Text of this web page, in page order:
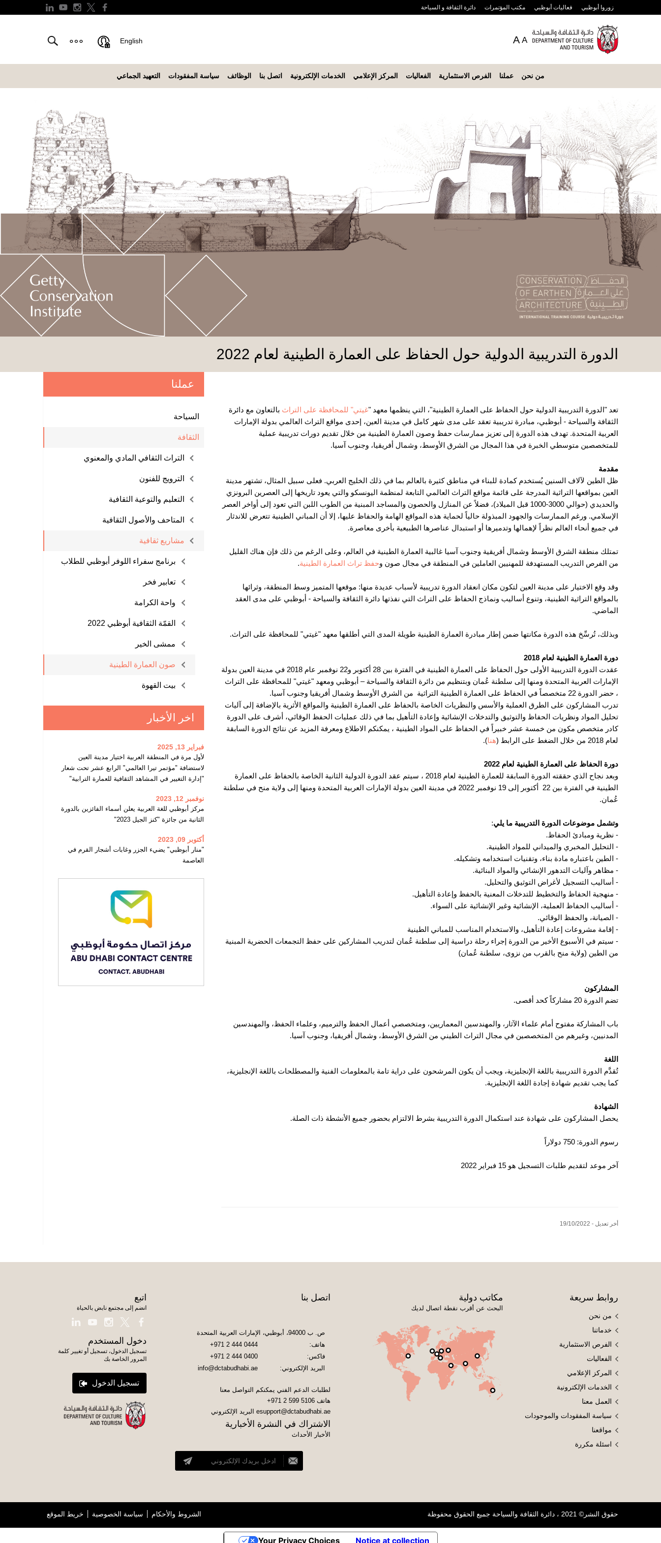
زوروا أبوظبي فعاليات أبوظبي مكتب المؤتمرات دائرة الثقافة و السياحة
A A
English
من نحن عملنا الفرص الاستثمارية الفعاليات المركز الإعلامي الخدمات الإلكترونية اتصل بنا الوظائف سياسة المفقودات التعهيد الجماعي
الدورة التدريبية الدولية حول الحفاظ على العمارة الطينية لعام 2022
تعد "الدورة التدريبية الدولية حول الحفاظ على العمارة الطينية"، التي ينظمها معهد "غيتي" للمحافظة على التراث بالتعاون مع دائرة
الثقافة والسياحة - أبوظبي، مبادرة تدريبية تعقد على مدى شهر كامل في مدينة العين، إحدى مواقع التراث العالمي بدولة الإمارات
العربية المتحدة. تهدف هذه الدورة إلى تعزيز ممارسات حفظ وصون العمارة الطينية من خلال تقديم دورات تدريبية عملية
للمتخصصين متوسطي الخبرة في هذا المجال من الشرق الأوسط، وشمال أفريقيا، وجنوب آسيا.
مقدمة
ظل الطين لآلاف السنين يُستخدم كمادة للبناء في مناطق كثيرة بالعالم بما في ذلك الخليج العربي. فعلى سبيل المثال، تشتهر مدينة
العين بمواقعها التراثية المدرجة على قائمة مواقع التراث العالمي التابعة لمنظمة اليونسكو والتي يعود تاريخها إلى العصرين البرونزي
والحديدي (حوالي 3000-1000 قبل الميلاد)، فضلاً عن المنازل والحصون والمساجد المبنية من الطوب اللبن التي تعود إلى أواخر العصر
الإسلامي. ورغم الممارسات والجهود المبذولة حالياً لحماية هذه المواقع الهامة والحفاظ عليها، إلا أن المباني الطينية تتعرض للاندثار
في جميع أنحاء العالم نظراً لإهمالها وتدميرها أو استبدال عناصرها الطبيعية بأخرى معاصرة.
تمتلك منطقة الشرق الأوسط وشمال أفريقية وجنوب آسيا غالبية العمارة الطينية في العالم، وعلى الرغم من ذلك فإن هناك القليل
من الفرص التدريب المستهدفة للمهنيين العاملين في المنطقة في مجال صون وحفظ تراث العمارة الطينية.
وقد وقع الاختيار على مدينة العين لتكون مكان انعقاد الدورة تدريبية لأسباب عديدة منها: موقعها المتميز وسط المنطقة، وثرائها
بالمواقع التراثية الطينية، وتنوع أساليب ونماذج الحفاظ على التراث التي نفذتها دائرة الثقافة والسياحة - أبوظبي على مدى العقد
الماضي.
وبذلك، تُرسِّخ هذه الدورة مكانتها ضمن إطار مبادرة العمارة الطينية طويلة المدى التي أطلقها معهد "غيتي" للمحافظة على التراث.
دورة العمارة الطينية لعام 2018
عقدت الدورة التدريبية الأولى حول الحفاظ على العمارة الطينية في الفترة بين 28 أكتوبر و22 نوفمبر عام 2018 في مدينة العين بدولة
الإمارات العربية المتحدة ومنها إلى سلطنة عُمان وبتنظيم من دائرة الثقافة والسياحة – أبوظبي ومعهد "غيتي" للمحافظة على التراث
، حضر الدورة 22 متخصصاً في الحفاظ على العمارة الطينية التراثية من الشرق الأوسط وشمال أفريقيا وجنوب آسيا.
تدرب المشاركون على الطرق العملية والأسس والنظريات الخاصة بالحفاظ على العمارة الطينية والمواقع الأثرية بالإضافة إلى آليات
تحليل المواد ونظريات الحفاظ والتوثيق والتدخلات الإنشائية وإعادة التأهيل بما في ذلك عمليات الحفظ الوقائي، أشرف على الدورة
كادر متخصص مكون من خمسة عشر خبيراً في الحفاظ على المواد الطينية ، يمكنكم الاطلاع ومعرفة المزيد عن نتائج الدورة السابقة
لعام 2018 من خلال الضغط على الرابط (
هنا).
دورة الحفاظ على العمارة الطينية لعام 2022
وبعد نجاح الذي حققته الدورة السابقة للعمارة الطينية لعام 2018 ، سيتم عقد الدورة الدولية الثانية الخاصة بالحفاظ على العمارة
الطينية في الفترة بين 22 أكتوبر إلى 19 نوفمبر 2022 في مدينة العين بدولة الإمارات العربية المتحدة ومنها إلى ولاية منح في سلطنة
عُمان.
وتشمل موضوعات الدورة التدريبية ما يلي:
- نظرية ومبادئ الحفاظ.
- التحليل المخبري والميداني للمواد الطينية.
- الطين باعتباره مادة بناء، وتقنيات استخدامه وتشكيله.
- مظاهر وآليات التدهور الإنشائي والمواد البنائية.
- أساليب التسجيل لأغراض التوثيق والتحليل.
- منهجية الحفاظ والتخطيط للتدخلات المعنية بالحفظ وإعادة التأهيل.
- أساليب الحفاظ العملية، الإنشائية وغير الإنشائية على السواء.
- الصيانة، والحفظ الوقائي.
- إقامة مشروعات إعادة التأهيل، والاستخدام المناسب للمباني الطينية
- سيتم في الأسبوع الأخير من الدورة إجراء رحلة دراسية إلى سلطنة عُمان لتدريب المشاركين على حفظ التجمعات الحضرية المبنية
من الطين (ولاية منح بالقرب من نزوى، سلطنة عُمان)
المشاركون
تضم الدورة 20 مشاركاً كحد أقصى.
باب المشاركة مفتوح أمام علماء الآثار، والمهندسين المعماريين، ومتخصصي أعمال الحفظ والترميم، وعلماء الحفظ، والمهندسين
المدنيين، وغيرهم من المتخصصين في مجال التراث الطيني من الشرق الأوسط، وشمال أفريقيا، وجنوب آسيا.
اللغة
تُقدَّم الدورة التدريبية باللغة الإنجليزية، ويجب أن يكون المرشحون على دراية تامة بالمعلومات الفنية والمصطلحات باللغة الإنجليزية،
كما يجب تقديم شهادة إجادة اللغة الإنجليزية.
الشهادة
يحصل المشاركون على شهادة عند استكمال الدورة التدريبية بشرط الالتزام بحضور جميع الأنشطة ذات الصلة.
رسوم الدورة: 750 دولاراً
آخر موعد لتقديم طلبات التسجيل هو 15 فبراير 2022
أخر تعديل - 19/10/2022
عملنا
السياحة
الثقافة
التراث الثقافي المادي والمعنوي
الترويج للفنون
التعليم والتوعية الثقافية
المتاحف والأصول الثقافية
مشاريع ثقافية
برنامج سفراء اللوفر أبوظبي للطلاب
تعابير فخر
واحة الكرامة
القمّة الثقافية أبوظبي 2022
ممشى الخير
صون العمارة الطينية
بيت القهوة
اخر الأخبار
فبراير 13, 2025
لأول مرة في المنطقة العربية اختيار مدينة العين
لاستضافة "مؤتمر تيرا العالمي" الرابع عشر تحت شعار
"إدارة التغيير في المشاهد الثقافية للعمارة الترابية"
نوفمبر 12, 2023
مركز أبوظبي للغة العربية يعلن أسماء الفائزين بالدورة
الثانية من جائزة "كنز الجيل 2023"
أكتوبر 09, 2023
"منار أبوظبي" يضيء الجزر وغابات أشجار القرم في
العاصمة
روابط سريعة
من نحن
خدماتنا
الفرص الاستثمارية
الفعاليات
المركز الإعلامي
الخدمات الإلكترونية
العمل معنا
سياسة المفقودات والموجودات
مواقعنا
اسئلة مكررة
مكاتب دولية
البحث عن أقرب نقطة اتصال لديك
اتصل بنا
ص. ب 94000، أبوظبي، الإمارات العربية المتحدة
هاتف:
+971 2 444 0444
فاكس:
+971 2 444 0400
البريد الإلكتروني:
info@dctabudhabi.ae
لطلبات الدعم الفني يمكنكم التواصل معنا
هاتف +971 2 599 5106
esupport@dctabudhabi.ae البريد الإلكتروني
الاشتراك في النشرة الأخبارية
الأخبار الأحداث
اتبع
انضم إلى مجتمع نابض بالحياة
دخول المستخدم
تسجيل الدخول، تسجيل أو تغيير كلمة
المرور الخاصة بك
تسجيل الدخول
حقوق النشر© 2021 ، دائرة الثقافة والسياحة جميع الحقوق محفوظة الشروط والأحكام سياسة الخصوصية خريط الموقع
Notice at collection
Your Privacy Choices